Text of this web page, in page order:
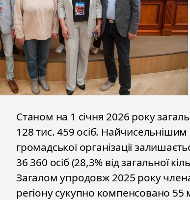
Станом на 1 січня 2026 року
128 тис. 459 осіб. Найчисельнішим
громадської організації
36 360 осіб (28,3% від загальної
Загалом упродовж 2025 року
регіону сукупно компенсовано 55